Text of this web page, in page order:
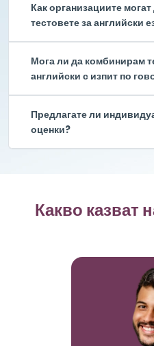
Как организациите
тестовете за английски
Мога ли да комбинирам
английски с изпит по
Предлагате ли
оценки?
Какво казват